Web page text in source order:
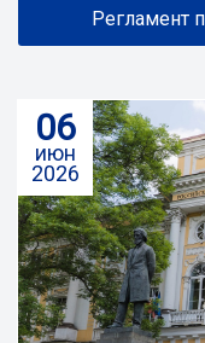
06
июн
2026
Регламент